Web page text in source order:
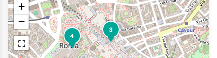
3
4
+
−
⛶